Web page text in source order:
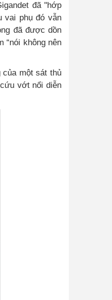
đã ''hớp
vai phụ đó vẫn
đã được dồn
“nói không nên
của một sát thủ
vớt nổi diễn